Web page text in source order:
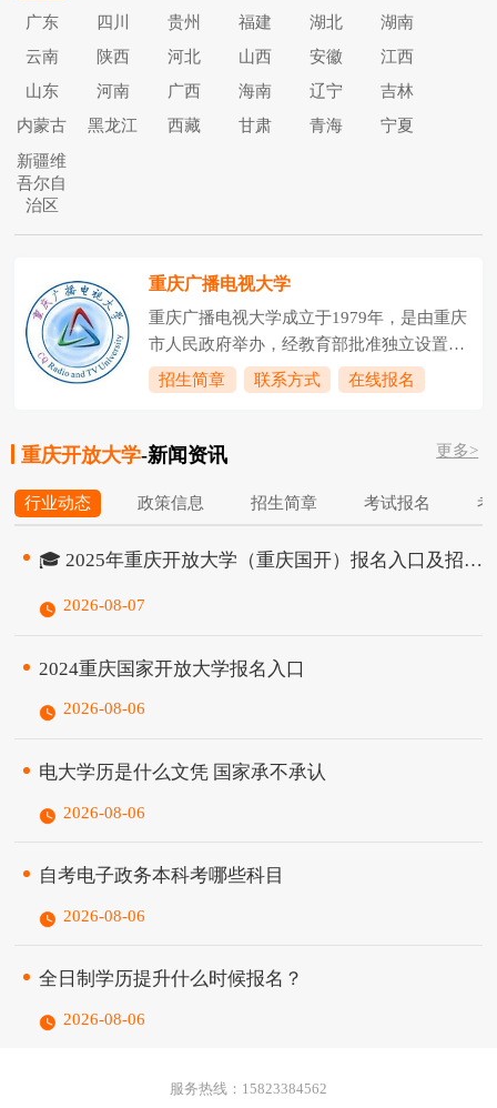
广东
四川 贵州 福建 湖北
湖南
云南
陕西 河北 山西 安徽
江西
山东
河南 广西 海南 辽宁
吉林
内蒙古
黑龙江 西藏 甘肃 青海
宁夏
新疆维
吾尔自
治区
重庆广播电视大学
重庆广播电视大学成立于1979年，是由重庆
市人民政府举办，经教育部批准独立设置的
高等学校，是重庆市高等教育现代远程教育
中心、重庆市社区教育服务指导中心。2005
实行“一套班子、两块牌子”的管理模式，现
校、教育部首批教育信息化试点单位。学校
高级职称的47人，具有副教授、高级工程
招生简章 联系方式 在线报名
重庆开放大学-新闻资讯 更多>
行业动态 政策信息 招生简章 考试报名 考
🎓 2025年重庆开放大学（重庆国开）报名入口及招生全流程指南
2026-08-07
2024重庆国家开放大学报名入口
2026-08-06
电大学历是什么文凭 国家承不承认
2026-08-06
自考电子政务本科考哪些科目
2026-08-06
全日制学历提升什么时候报名？
2026-08-06
服务热线：15823384562